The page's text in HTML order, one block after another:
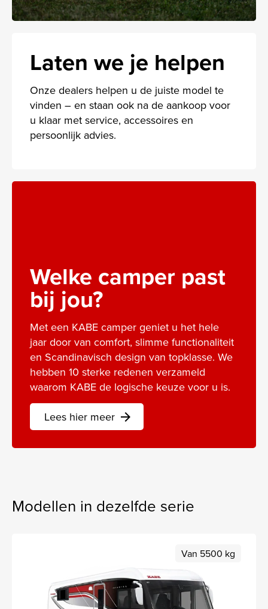
Laten we je helpen
Onze dealers helpen u de juiste model te
vinden – en staan ook na de aankoop voor
u klaar met service, accessoires en
persoonlijk advies.
Welke camper past
bij jou?
Met een KABE camper geniet u het hele
jaar door van comfort, slimme functionaliteit
en Scandinavisch design van topklasse. We
hebben 10 sterke redenen verzameld
waarom KABE de logische keuze voor u is.
Lees hier meer arrow_forward
Modellen in dezelfde serie
Van 5500 kg